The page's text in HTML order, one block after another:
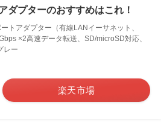
ダプターのおすすめはこれ！
トアダプター（有線LANイーサネット、
×2高速データ転送、SD/microSD対応、
レー
楽天市場